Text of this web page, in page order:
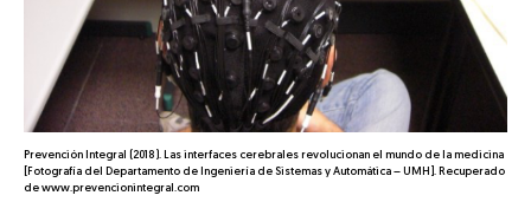
Prevención Integral (2018). Las interfaces cerebrales revolucionan el mundo de la medicina
[Fotografía del Departamento de Ingeniería de Sistemas y Automática – UMH]. Recuperado
de www.prevencionintegral.com